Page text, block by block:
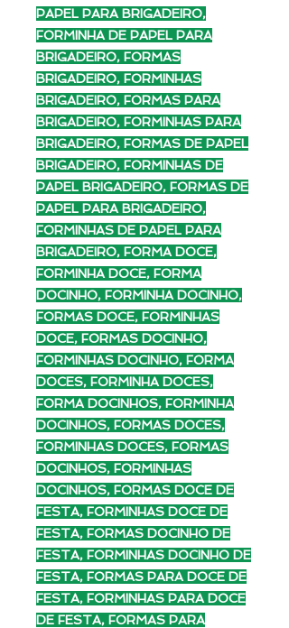
PAPEL PARA BRIGADEIRO,
FORMINHA DE PAPEL PARA
BRIGADEIRO, FORMAS
BRIGADEIRO, FORMINHAS
BRIGADEIRO, FORMAS PARA
BRIGADEIRO, FORMINHAS PARA
BRIGADEIRO, FORMAS DE PAPEL
BRIGADEIRO, FORMINHAS DE
PAPEL BRIGADEIRO, FORMAS DE
PAPEL PARA BRIGADEIRO,
FORMINHAS DE PAPEL PARA
BRIGADEIRO, FORMA DOCE,
FORMINHA DOCE, FORMA
DOCINHO, FORMINHA DOCINHO,
FORMAS DOCE, FORMINHAS
DOCE, FORMAS DOCINHO,
FORMINHAS DOCINHO, FORMA
DOCES, FORMINHA DOCES,
FORMA DOCINHOS, FORMINHA
DOCINHOS, FORMAS DOCES,
FORMINHAS DOCES, FORMAS
DOCINHOS, FORMINHAS
DOCINHOS, FORMAS DOCE DE
FESTA, FORMINHAS DOCE DE
FESTA, FORMAS DOCINHO DE
FESTA, FORMINHAS DOCINHO DE
FESTA, FORMAS PARA DOCE DE
FESTA, FORMINHAS PARA DOCE
DE FESTA, FORMAS PARA